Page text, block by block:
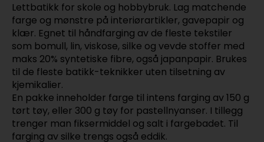
Lettbatikk for skole og hobbybruk. Lag matchende
farge og mønstre på interiørartikler, gavepapir og
klær. Egnet til håndfarging av de fleste tekstiler
som bomull, lin, viskose, silke og vevde stoffer med
maks 20% syntetiske fibre, også japanpapir. Brukes
til de fleste batikk-teknikker uten tilsetning av
kjemikalier.
En pakke inneholder farge til intens farging av 150 g
tørt tøy, eller 300 g tøy for pastellnyanser. I tillegg
trenger man fiksermiddel og salt i fargebadet. Til
farging av silke trengs også eddik.